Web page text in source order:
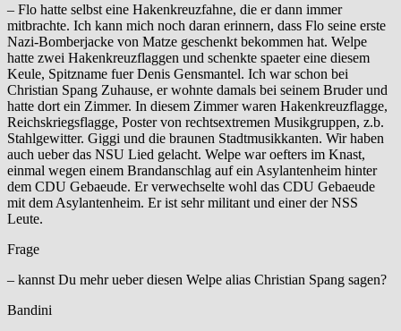
– Flo hatte selbst eine Hakenkreuzfahne, die er dann immer
mitbrachte. Ich kann mich noch daran erinnern, dass Flo seine erste
Nazi-Bomberjacke von Matze geschenkt bekommen hat. Welpe
hatte zwei Hakenkreuzflaggen und schenkte spaeter eine diesem
Keule, Spitzname fuer Denis Gensmantel. Ich war schon bei
Christian Spang Zuhause, er wohnte damals bei seinem Bruder und
hatte dort ein Zimmer. In diesem Zimmer waren Hakenkreuzflagge,
Reichskriegsflagge, Poster von rechtsextremen Musikgruppen, z.b.
Stahlgewitter. Giggi und die braunen Stadtmusikkanten. Wir haben
auch ueber das NSU Lied gelacht. Welpe war oefters im Knast,
einmal wegen einem Brandanschlag auf ein Asylantenheim hinter
dem CDU Gebaeude. Er verwechselte wohl das CDU Gebaeude
mit dem Asylantenheim. Er ist sehr militant und einer der NSS
Leute.
Frage
– kannst Du mehr ueber diesen Welpe alias Christian Spang sagen?
Bandini